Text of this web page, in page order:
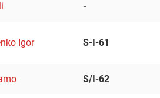
-
Igor S-I-61
S/I-62